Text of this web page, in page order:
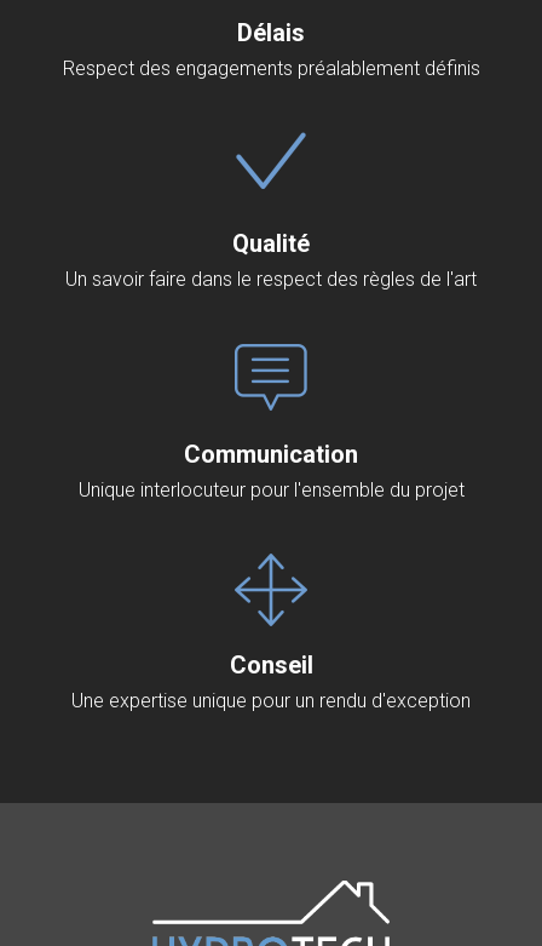
Délais
Respect des engagements préalablement définis
Qualité
Un savoir faire dans le respect des règles de l'art
Communication
Unique interlocuteur pour l'ensemble du projet
Conseil
Une expertise unique pour un rendu d'exception